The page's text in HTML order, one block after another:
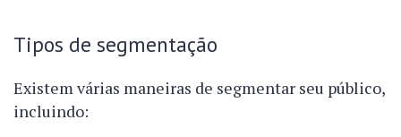
Tipos de segmentação
Existem várias maneiras de segmentar seu público,
incluindo: